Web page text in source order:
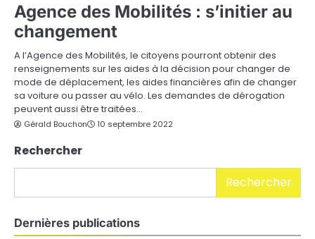
Agence des Mobilités : s’initier au
changement
A l’Agence des Mobilités, le citoyens pourront obtenir des
renseignements sur les aides à la décision pour changer de
mode de déplacement, les aides financières afin de changer
sa voiture ou passer au vélo. Les demandes de dérogation
peuvent aussi être traitées…
Gérald Bouchon 10 septembre 2022
Rechercher
Rechercher
Dernières publications